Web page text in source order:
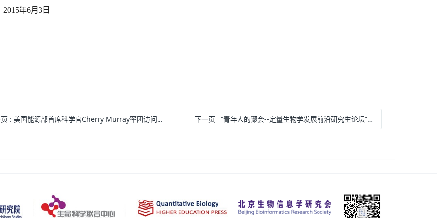
2015年6月 3日
: 美国能源部首席科学官Cherry Murray率团访问定量生物学中心 2015.06.17 下一页 : “青年人的聚会--定量生物学发展前沿研究生论坛” 2015.05.10